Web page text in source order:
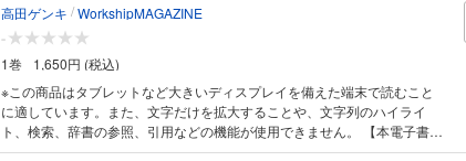
高田ゲンキ /WorkshipMAGAZINE
-
1巻
1,650円 (税込)
※この商品はタブレットなど大きいディスプレイを備えた端末で読むこと
に適しています。また、文字だけを拡大することや、文字列のハイライ
ト、検索、辞書の参照、引用などの機能が使用できません。 【本電子書籍
は固定レイアウトのため7インチ以上の端末での利用を推奨しておりま